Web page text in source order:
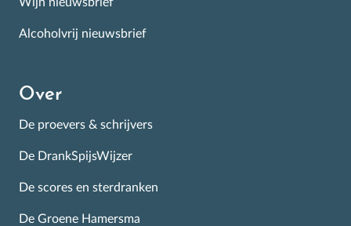
Alcoholvrij nieuwsbrief
Over
De proevers & schrijvers
De DrankSpijsWijzer
De scores en sterdranken
De Groene Hamersma
Schrijf je in voor de
Alle goed scorende week-aanbiedingen, de wijnevent
wijnen! Met informatie en tips over de beste wijnen op
de Nederlandse schappen.